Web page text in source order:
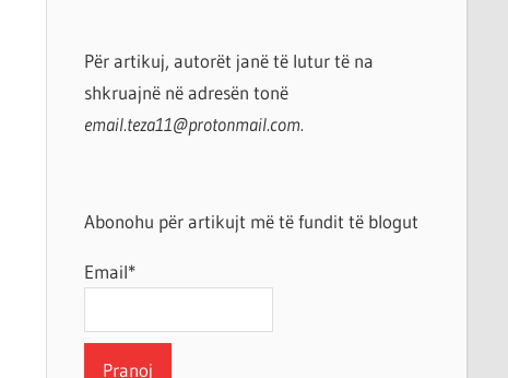
Për artikuj, autorët janë të lutur të na
shkruajnë në adresën tonë
email.teza11@protonmail.com.
Abonohu për artikujt më të fundit të blogut
Email*